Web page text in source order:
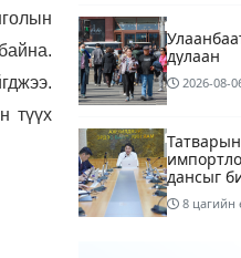
түүх
дулаан
2026-08-
дансыг
8 цагийн